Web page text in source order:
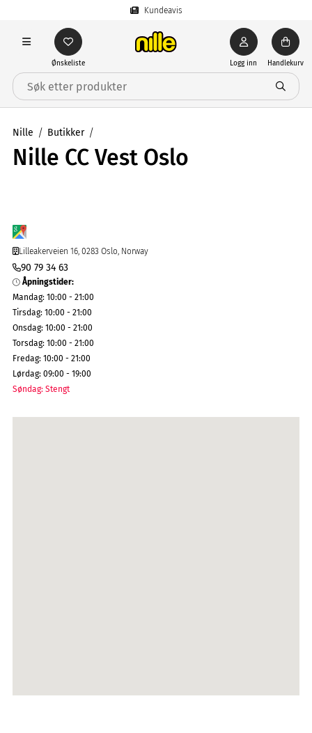
Kundeavis
Ønskeliste Logg inn Handlekurv
Nille Butikker
Nille CC Vest Oslo
Lilleakerveien 16, 0283 Oslo, Norway
90 79 34 63
Åpningstider:
Mandag: 10:00 - 21:00
Tirsdag: 10:00 - 21:00
Onsdag: 10:00 - 21:00
Torsdag: 10:00 - 21:00
Fredag: 10:00 - 21:00
Lørdag: 09:00 - 19:00
Søndag: Stengt